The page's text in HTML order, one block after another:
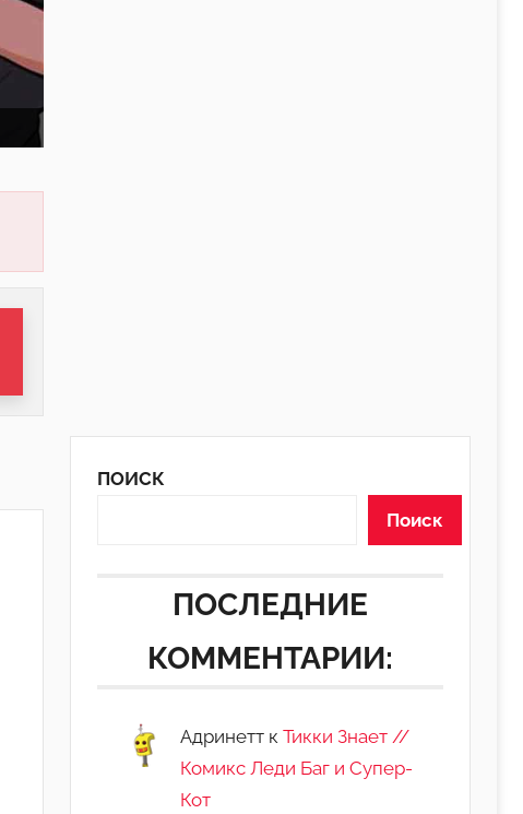
ПОИСК
Поиск
ПОСЛЕДНИЕ
КОММЕНТАРИИ:
Адринетт кТикки Знает //
Комикс Леди Баг и Супер-
Кот